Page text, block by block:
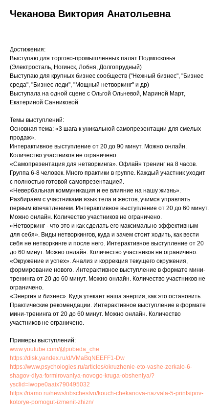
Чеканова Виктория Анатольевна
Достижения:
Выступаю для торгово-промышленных палат Подмосковья
(Электросталь, Ногинск, Лобня, Долгопрудный)
Выступаю для крупных бизнес сообществ ("Нежный бизнес", "Бизнес
среда", "Бизнес леди", "Мощный нетворкинг" и др)
Выступала на одной сцене с Ольгой Ольневой, Мариной Март,
Екатериной Санниковой
Темы выступлений:
Основная тема: «3 шага к уникальной самопрезентации для смелых
продаж».
Интерактивное выступление от 20 до 90 минут. Можно онлайн.
Количество участников не ограничено.
«Самопрезентация для нетворкинга». Офлайн тренинг на 8 часов.
Группа 6-8 человек. Много практики в группе. Каждый участник уходит
с полностью готовой самопрезентацией.
«Невербальная коммуникация и ее влияние на нашу жизнь».
Разбираем с участниками язык тела и жестов, учимся управлять
первым впечатлением. Интерактивное выступление от 20 до 60 минут.
Можно онлайн. Количество участников не ограничено.
«Нетворкинг - что это и как сделать его максимально эффективным
для себя». Виды нетворкингов, куда и зачем стоит ходить, как вести
себя не нетворкинге и после него. Интерактивное выступление от 20
до 60 минут. Можно онлайн. Количество участников не ограничено.
«Окружение и успех». Анализ и коррекция текущего окружения,
формирование нового. Интерактивное выступление в формате мини-
тренинга от 20 до 60 минут. Можно онлайн. Количество участников не
ограничено.
«Энергия и бизнес». Куда утекает наша энергия, как это остановить.
Практические рекомендации. Интерактивное выступление в формате
мини-тренинга от 20 до 60 минут. Можно онлайн. Количество
участников не ограничено.
Примеры выступлений:
www.youtube.com/@pobeda_che
https://disk.yandex.ru/d/VMaBqNEEFF1-Dw
https://www.psychologies.ru/articles/okruzhenie-eto-vashe-zerkalo-6-
shagov-dlya-formirovaniya-novogo-kruga-obsheniya/?
ysclid=lwope0aaix790495032
https://riamo.ru/news/obschestvo/kouch-chekanova-nazvala-5-printsipov-
kotorye-pomogut-izmenit-zhizn/